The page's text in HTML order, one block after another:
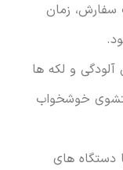
زمان
و لکه ها
خوشخواب
های